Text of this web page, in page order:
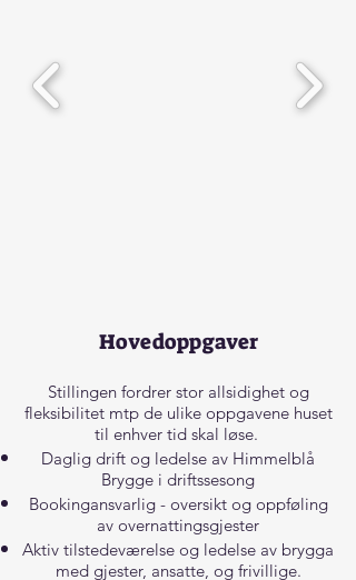
Hovedoppgaver
​Stillingen fordrer stor allsidighet og
fleksibilitet mtp de ulike oppgavene huset
til enhver tid skal løse. ​
Daglig drift og ledelse av Himmelblå
Brygge i driftssesong
Bookingansvarlig - oversikt og oppføling
av overnattingsgjester
Aktiv tilstedeværelse og ledelse av brygga
med gjester, ansatte, og frivillige.